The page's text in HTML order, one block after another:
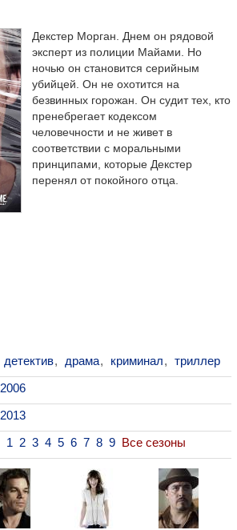
Декстер Морган. Днем он рядовой
эксперт из полиции Майами. Но
ночью он становится серийным
убийцей. Он не охотится на
безвинных горожан. Он судит тех, кто
пренебрегает кодексом
человечности и не живет в
соответствии с моральными
принципами, которые Декстер
перенял от покойного отца.
детектив, драма, криминал, триллер
2006
2013
1 2 3 4 5 6 7 8 9 Все сезоны